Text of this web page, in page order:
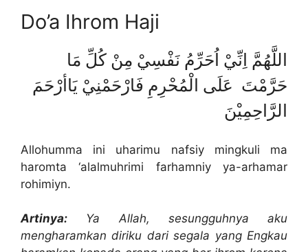
Do’a Ihrom Haji
اللَّهُمَّ اِنِّيْ اُحَرِّمُ نَفْسِيْ مِنْ كُلِّ مَا
حَرَّمْتَ عَلَى الْمُحْرِمِ فَارْحَمْنِيْ يَاأرْحَمَ
الرَّاحِمِيْنَ
Allohumma ini uharimu nafsiy mingkuli ma
haromta ‘alalmuhrimi farhamniy ya-arhamar
rohimiyn.
Artinya: Ya Allah, sesungguhnya aku
mengharamkan diriku dari segala yang Engkau